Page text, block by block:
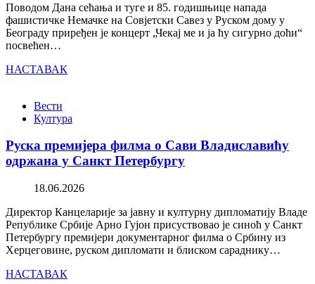
Поводом Дана сећања и туге и 85. годишњице напада
фашистичке Немачке на Совјетски Савез у Руском дому у
Београду приређен је концерт „Чекај ме и ја ћу сигурно доћи“
посвећен…
НАСТАВАК
Вести
Култура
Руска премијера филма о Сави Владиславићу
одржана у Санкт Петербургу
18.06.2026
Директор Канцеларије за јавну и културну дипломатију Владе
Републике Србије Арно Гујон присуствовао је синоћ у Санкт
Петербургу премијери документарног филма о Србину из
Херцеговине, руском дипломати и блиском сараднику…
НАСТАВАК